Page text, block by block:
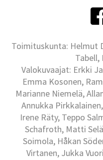
Toimituskunta: Helmut
Tabell,
Valokuvaajat: Erkki
Emma Kosonen,
Marianne Niemelä,
Annukka
Irene Räty, Teppo
Schafroth, Matti
Soimola, Håkan
Virtanen, Jukka